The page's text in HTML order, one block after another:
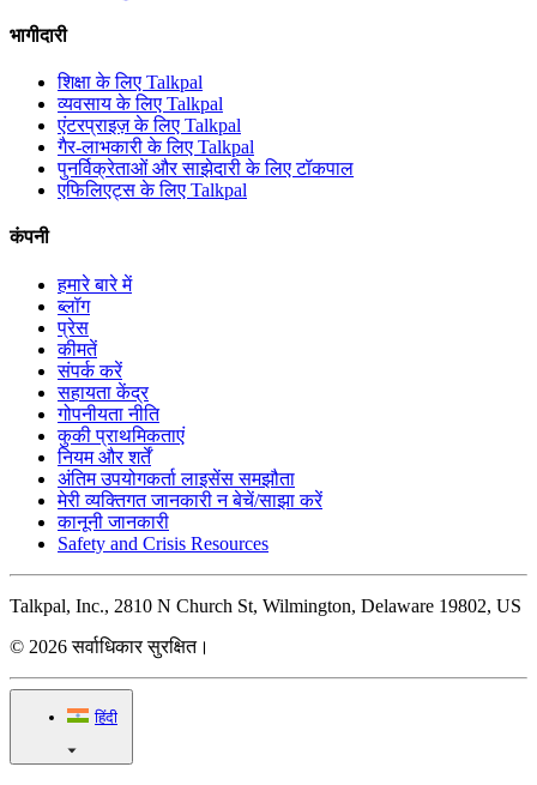
भागीदारी
शिक्षा के लिए Talkpal
व्यवसाय के लिए Talkpal
एंटरप्राइज़ के लिए Talkpal
गैर-लाभकारी के लिए Talkpal
पुनर्विक्रेताओं और साझेदारी के लिए टॉकपाल
एफिलिएट्स के लिए Talkpal
कंपनी
हमारे बारे में
ब्लॉग
प्रेस
कीमतें
संपर्क करें
सहायता केंद्र
गोपनीयता नीति
कुकी प्राथमिकताएं
नियम और शर्तें
अंतिम उपयोगकर्ता लाइसेंस समझौता
मेरी व्यक्तिगत जानकारी न बेचें/साझा करें
कानूनी जानकारी
Safety and Crisis Resources
Talkpal, Inc., 2810 N Church St, Wilmington, Delaware 19802, US
© 2026 सर्वाधिकार सुरक्षित।
हिंदी